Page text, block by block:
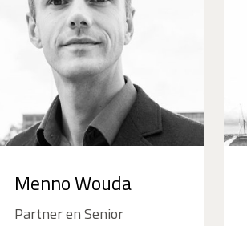
Menno Wouda
Partner en Senior